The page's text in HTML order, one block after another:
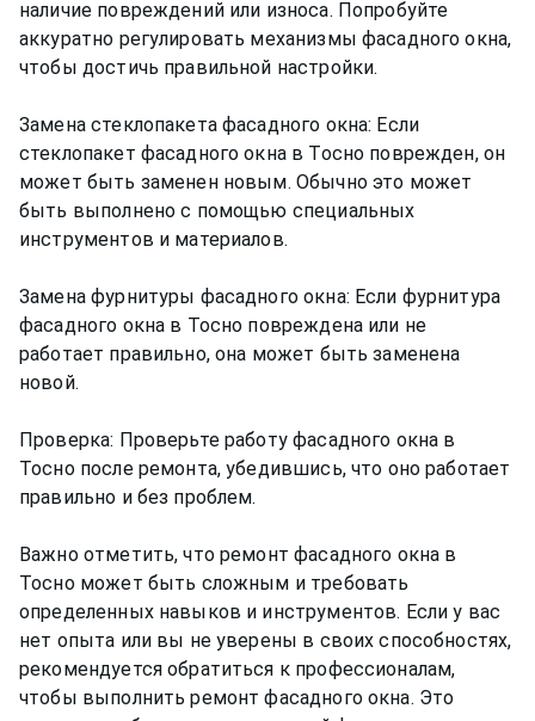
наличие повреждений или износа. Попробуйте
аккуратно регулировать механизмы фасадного окна,
чтобы достичь правильной настройки.
Замена стеклопакета фасадного окна: Если
стеклопакет фасадного окна в Тосно поврежден, он
может быть заменен новым. Обычно это может
быть выполнено с помощью специальных
инструментов и материалов.
Замена фурнитуры фасадного окна: Если фурнитура
фасадного окна в Тосно повреждена или не
работает правильно, она может быть заменена
новой.
Проверка: Проверьте работу фасадного окна в
Тосно после ремонта, убедившись, что оно работает
правильно и без проблем.
Важно отметить, что ремонт фасадного окна в
Тосно может быть сложным и требовать
определенных навыков и инструментов. Если у вас
нет опыта или вы не уверены в своих способностях,
рекомендуется обратиться к профессионалам,
чтобы выполнить ремонт фасадного окна. Это